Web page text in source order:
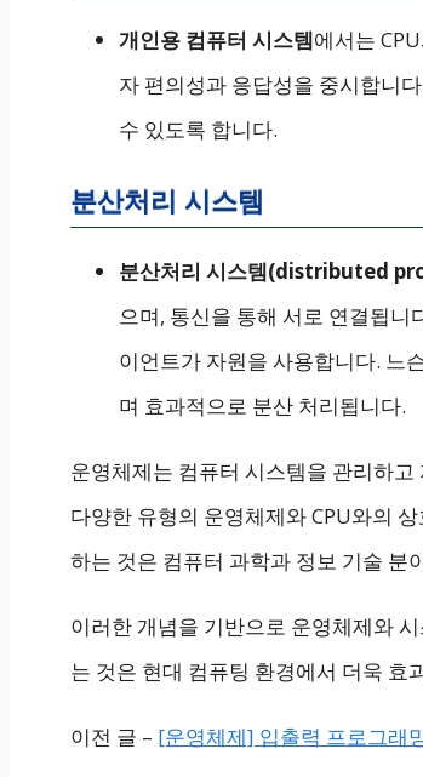
개인용 컴퓨터 시스템에서는
자 편의성과 응답성을 중시합니
수 있도록 합니다.
분산처리 시스템
분산처리 시스템(distributed
으며, 통신을 통해 서로 연결됩
이언트가 자원을 사용합니다. 느
며 효과적으로 분산 처리됩니다.
운영체제는 컴퓨터 시스템을 관리하
다양한 유형의 운영체제와 CPU와의
하는 것은 컴퓨터 과학과 정보 기술 분
이러한 개념을 기반으로 운영체제와
는 것은 현대 컴퓨팅 환경에서 더욱 효
이전 글 – [운영체제] 입출력 프로그래